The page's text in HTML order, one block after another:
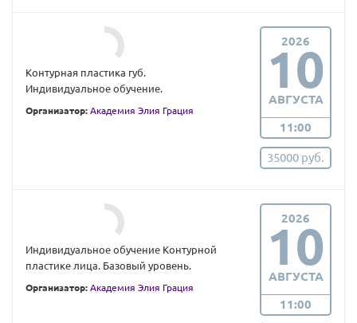
Контурная пластика губ.
Индивидуальное обучение.
Организатор: Академия Элия Грация
2026
10
АВГУСТА
11:00
35000 руб.
Индивидуальное обучение Контурной
пластике лица. Базовый уровень.
Организатор: Академия Элия Грация
2026
10
АВГУСТА
11:00